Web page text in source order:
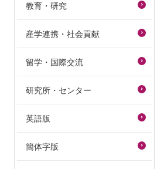
教育・研究
産学連携・社会貢献
留学・国際交流
研究所・センター
英語版
簡体字版